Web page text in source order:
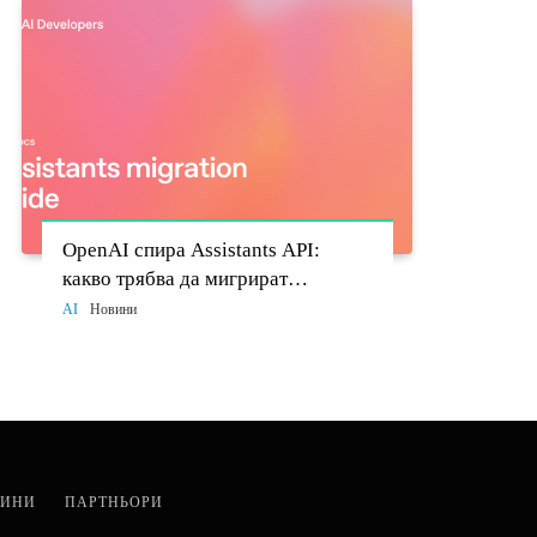
OpenAI спира Assistants API:
какво трябва да мигрират
разработчиците до 26 август
AI Новини
ПАРТНЬОРИ